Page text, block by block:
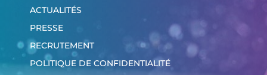
ACTUALITÉS
PRESSE
RECRUTEMENT
POLITIQUE DE CONFIDENTIALITÉ